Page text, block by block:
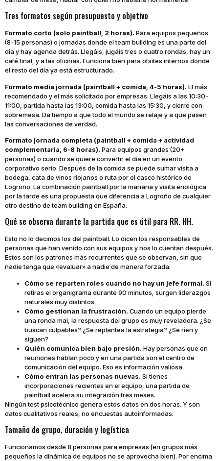
Tres formatos según presupuesto y objetivo
Formato corto (solo paintball, 2 horas). Para equipos pequeños
(8-15 personas) o jornadas donde el team building es una parte del
día y hay agenda detrás. Llegáis, jugáis tres o cuatro rondas, hay un
café final, y a las oficinas. Funciona bien para ofsites internos donde
el resto del día ya está estructurado.
Formato media jornada (paintball + comida, 4-5 horas). El más
recomendado y el más solicitado por empresas. Llegáis a las 10:30-
11:00, partida hasta las 13:00, comida hasta las 15:30, y cierre con
sobremesa. Da tiempo a que todo el mundo se relaje y a que pasen
las conversaciones de verdad.
Formato jornada completa (paintball + comida + actividad
complementaria, 6-8 horas). Para equipos grandes (20+
personas) o cuando se quiere convertir el día en un evento
corporativo serio. Después de la comida se puede sumar visita a
bodega, cata de vinos riojanos o ruta por el casco histórico de
Logroño. La combinación paintball por la mañana y visita enológica
por la tarde es una propuesta que diferencia a Logroño de cualquier
otro destino de team building en España.
Qué se observa durante la partida que es útil para RR. HH.
Esto no lo decimos los del paintball. Lo dicen los responsables de
personas que han venido con sus equipos y nos lo cuentan después.
Estos son los patrones más recurrentes que se observan, sin que
nadie tenga que «evaluar» a nadie de manera forzada:
Cómo se reparten roles cuando no hay un jefe formal. Si
retiras el organigrama durante 90 minutos, surgen liderazgos
naturales muy distintos.
Cómo gestionan la frustración. Cuando un equipo pierde
una ronda mal, la respuesta del grupo es muy reveladora. ¿Se
buscan culpables? ¿Se replantea la estrategia? ¿Se ríen y
siguen?
Quién comunica bien bajo presión. Hay personas que en
reuniones hablan poco y en una partida son el centro de
comunicación del equipo. Eso es información valiosa.
Cómo entran las personas nuevas. Si tienes
incorporaciones recientes en el equipo, una partida de
paintball acelera su integración tres meses.
Ningún test psicotécnico genera estos datos en dos horas. Y son
datos cualitativos reales, no encuestas autoinformadas.
Tamaño de grupo, duración y logística
Funcionamos desde 8 personas para empresas (en grupos más
pequeños la dinámica de equipos no se aprovecha bien). Por encima